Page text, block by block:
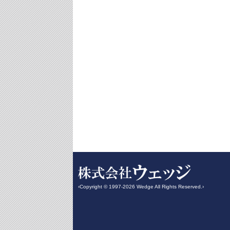
‹Copyright © 1997-2026 Wedge All Rights Reserved.›